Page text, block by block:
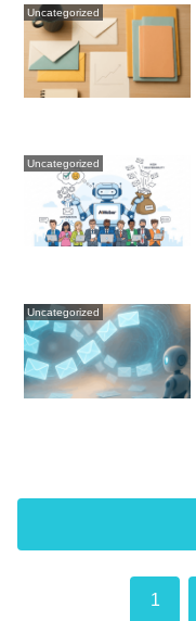
Uncategorized
Uncategorized
Uncategorized
1